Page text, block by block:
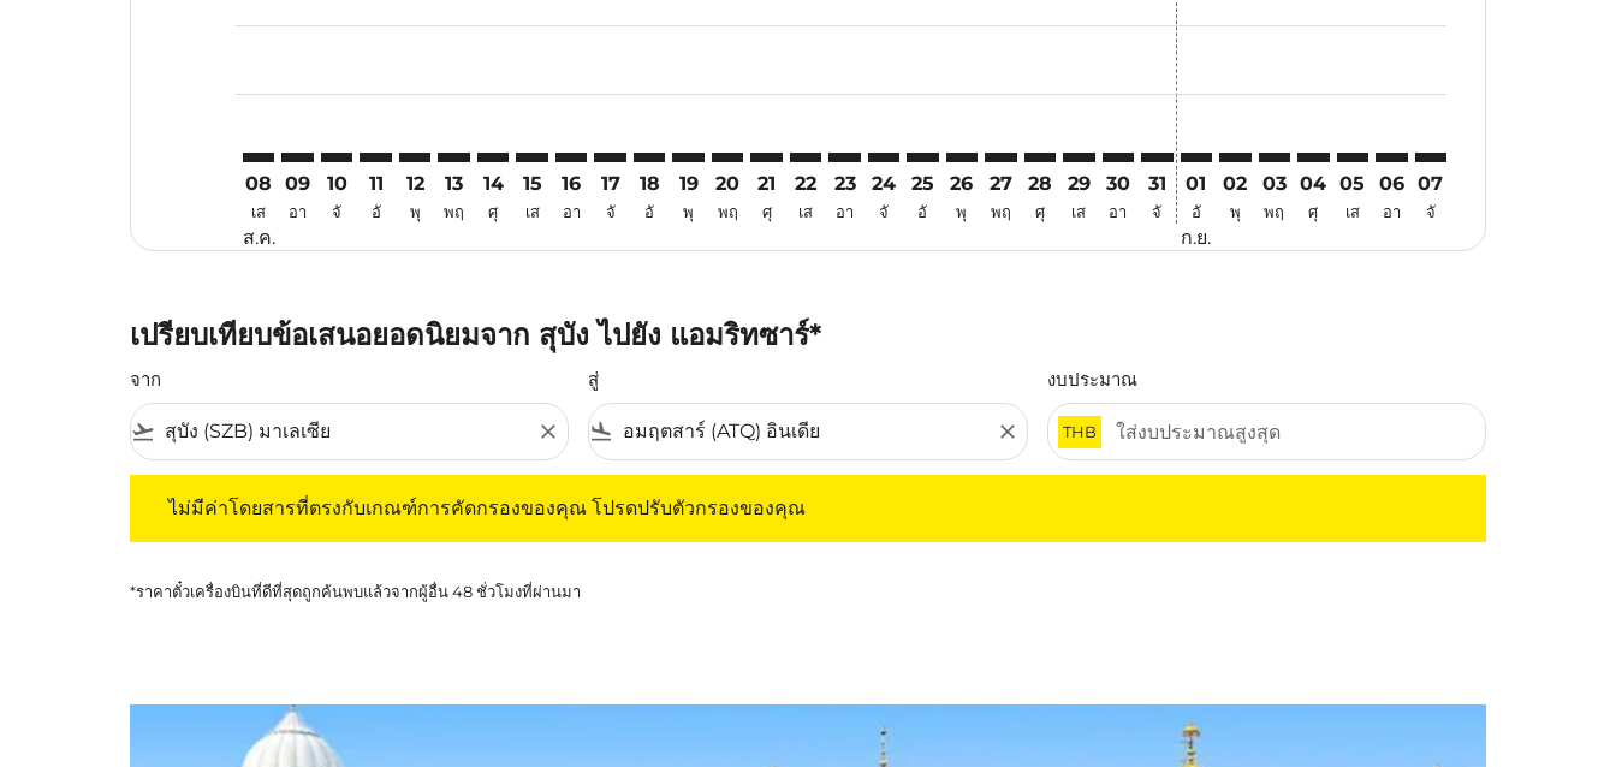
08
เส
ส.ค.
09
อา
10
จั
11
อั
12
พุ
13
พฤ
14
ศุ
15
เส
16
อา
17
จั
18
อั
19
พุ
20
พฤ
21
ศุ
22
เส
23
อา
24
จั
25
อั
26
พุ
27
พฤ
28
ศุ
29
เส
30
อา
31
จั
01
อั
ก.ย.
02
พุ
03
พฤ
04
ศุ
05
เส
06
อา
07
จั
เปรียบเทียบข้อเสนอยอดนิยมจาก สุบัง ไปยัง แอมริทซาร์*
จาก
flight_takeoff close
สู่
flight_land close
งบประมาณ
THB
ไม่มีค่าโดยสารที่ตรงกับเกณฑ์การคัดกรองของคุณ โปรดปรับตัวกรองของคุณ
*ราคาตั๋วเครื่องบินที่ดีที่สุดถูกค้นพบแล้วจากผู้อื่น 48 ชั่วโมงที่ผ่านมา